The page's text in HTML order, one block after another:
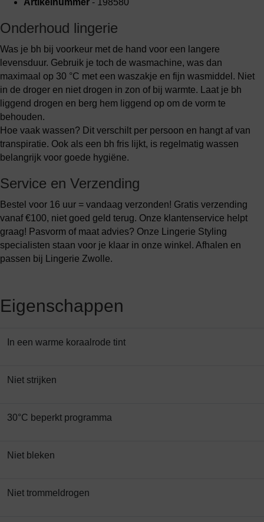
Artikelnummer - 198580
Onderhoud lingerie
Was je bh bij voorkeur met de hand voor een langere
levensduur. Gebruik je toch de wasmachine, was dan
maximaal op 30 °C met een waszakje en fijn wasmiddel. Niet
in de droger en niet drogen in zon of bij warmte. Laat je bh
liggend drogen en berg hem liggend op om de vorm te
behouden.
Hoe vaak wassen? Dit verschilt per persoon en hangt af van
transpiratie. Ook als een bh fris lijkt, is regelmatig wassen
belangrijk voor goede hygiëne.
Service en Verzending
Bestel voor 16 uur = vandaag verzonden! Gratis verzending
vanaf €100, niet goed geld terug. Onze klantenservice helpt
graag! Pasvorm of maat advies? Onze Lingerie Styling
specialisten staan voor je klaar in onze winkel. Afhalen en
passen bij Lingerie Zwolle.
Eigenschappen
In een warme koraalrode tint
Niet strijken
30°C beperkt programma
Niet bleken
Niet trommeldrogen